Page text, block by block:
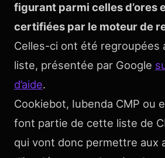
figurant parmi celles d’ores
certifiées par le moteur de
Celles-ci ont été regroupées
liste, présentée par Google
d’aide.
Cookiebot, Iubenda CMP ou
font partie de cette liste de
qui vont donc permettre aux